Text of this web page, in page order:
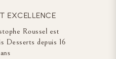
EXCELLENCE
Roussel est
Desserts depuis 16
ans